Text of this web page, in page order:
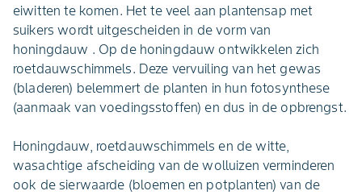
eiwitten te komen. Het te veel aan plantensap met
suikers wordt uitgescheiden in de vorm van
honingdauw . Op de honingdauw ontwikkelen zich
roetdauwschimmels. Deze vervuiling van het gewas
(bladeren) belemmert de planten in hun fotosynthese
(aanmaak van voedingsstoffen) en dus in de opbrengst.
Honingdauw, roetdauwschimmels en de witte,
wasachtige afscheiding van de wolluizen verminderen
ook de sierwaarde (bloemen en potplanten) van de